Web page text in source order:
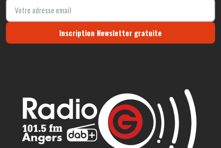
Inscription Newsletter gratuite